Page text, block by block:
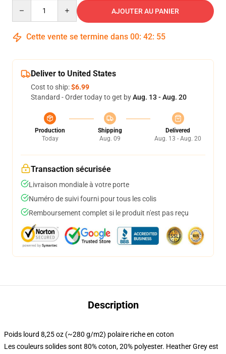
AJOUTER AU PANIER
Cette vente se termine dans 00: 42: 54
Deliver to United States
Cost to ship:$6.99
Standard - Order today to get byAug. 13 - Aug. 20
Production
Today
Shipping
Aug. 09
Delivered
Aug. 13 - Aug. 20
Transaction sécurisée
Livraison mondiale à votre porte
Numéro de suivi fourni pour tous les colis
Remboursement complet si le produit n'est pas reçu
Description
Poids lourd 8,25 oz (~280 g/m2) polaire riche en coton
Les couleurs solides sont 80% coton, 20% polyester. Heather Grey est